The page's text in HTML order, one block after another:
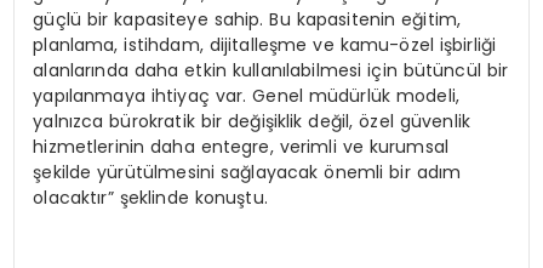
güçlü bir kapasiteye sahip. Bu kapasitenin eğitim,
planlama, istihdam, dijitalleşme ve kamu-özel işbirliği
alanlarında daha etkin kullanılabilmesi için bütüncül bir
yapılanmaya ihtiyaç var. Genel müdürlük modeli,
yalnızca bürokratik bir değişiklik değil, özel güvenlik
hizmetlerinin daha entegre, verimli ve kurumsal
şekilde yürütülmesini sağlayacak önemli bir adım
olacaktır” şeklinde konuştu.